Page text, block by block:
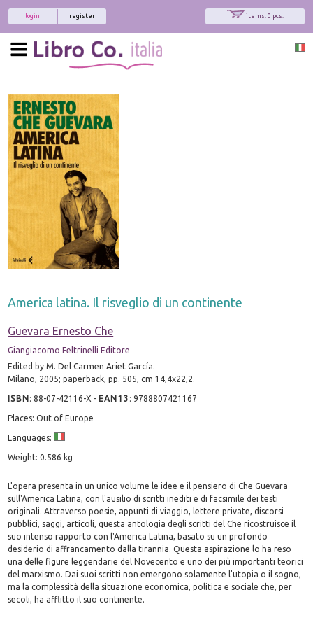
items: 0 pcs.
register
login
America latina. Il risveglio di un continente
Guevara Ernesto Che
Giangiacomo Feltrinelli Editore
Edited by M. Del Carmen Ariet García.
Milano, 2005; paperback, pp. 505, cm 14,4x22,2.
ISBN:88-07-42116-X - EAN13 :9788807421167
Places: Out of Europe
Languages:
Weight: 0.586 kg
L'opera presenta in un unico volume le idee e il pensiero di Che Guevara
sull'America Latina, con l'ausilio di scritti inediti e di facsimile dei testi
originali. Attraverso poesie, appunti di viaggio, lettere private, discorsi
pubblici, saggi, articoli, questa antologia degli scritti del Che ricostruisce il
suo intenso rapporto con l'America Latina, basato su un profondo
desiderio di affrancamento dalla tirannia. Questa aspirazione lo ha reso
una delle figure leggendarie del Novecento e uno dei più importanti teorici
del marxismo. Dai suoi scritti non emergono solamente l'utopia o il sogno,
ma la complessità della situazione economica, politica e sociale che, per
secoli, ha afflitto il suo continente.